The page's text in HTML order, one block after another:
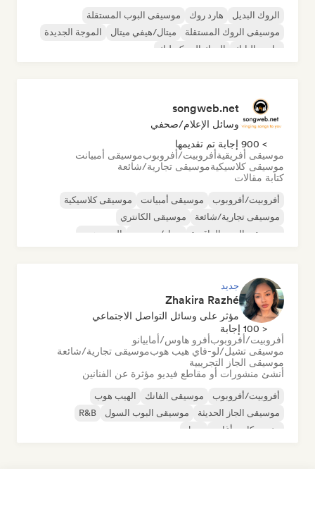
الروك البديل هارد روك
موسيقى البوب المستقلة
موسيقى الروك المستقلة
ميتال/هيفي ميتال
الموجة الجديدة
ما بعد البانك
الروك السيكديليك
songweb.net
وسائل الإعلام/صحفي
> 900 إجابة تم تقديمها
موسيقى أفريقيةأفروبيت/أفروبوبموسيقى أمبيانت
موسيقى كلاسيكيةموسيقى تجارية/شائعة
كتابة مقالات
أفروبيت/أفروبوب موسيقى أمبيانت
موسيقى كلاسيكية
موسيقى تجارية/شائعة
موسيقى الكانتري
موسيقى البوب الراقصة
دريل/جيرسي الهيب هوب
جديد
Zhakira Razhé
مؤثر على وسائل التواصل الاجتماعي
< 100 إجابة
أفروبيت/أفروبوبأفرو هاوس/أمابيانو
موسيقى تشيل/لو-فاي هيب هوبموسيقى تجارية/شائعة
موسيقى الجاز التجريبية
أنشئ منشورات أو مقاطع فيديو مؤثرة عن الفنانين
أفروبيت/أفروبوب موسيقى الفانك
الهيب هوب
موسيقى الجاز الحديثة
موسيقى البوب السول
R&B
مغني وكاتب أغاني
سول